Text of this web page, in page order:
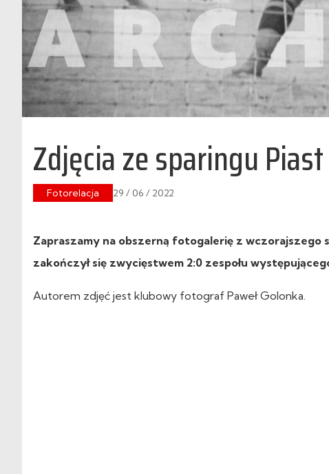
Zdjęcia ze sparingu
Fotorelacja 29 / 06 / 2022
Zapraszamy na obszerną fotogalerię z wczorajszego
zakończył się zwycięstwem 2:0 zespołu
Autorem zdjęć jest klubowy fotograf Paweł Golonka.